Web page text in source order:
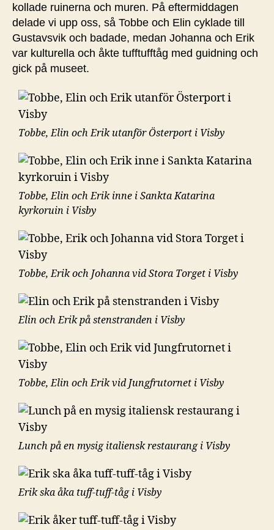
kollade ruinerna och muren. På eftermiddagen
delade vi upp oss, så Tobbe och Elin cyklade till
Gustavsvik och badade, medan Johanna och Erik
var kulturella och åkte tufftufftåg med guidning och
gick på museet.
Tobbe, Elin och Erik utanför Österport i Visby
Tobbe, Elin och Erik inne i Sankta Katarina
kyrkoruin i Visby
Tobbe, Erik och Johanna vid Stora Torget i Visby
Elin och Erik på stenstranden i Visby
Tobbe, Elin och Erik vid Jungfrutornet i Visby
Lunch på en mysig italiensk restaurang i Visby
Erik ska åka tuff-tuff-tåg i Visby